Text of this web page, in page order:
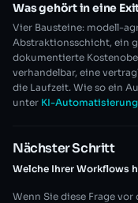
Was gehört in eine
Vier Bausteine: modell-
Abstraktionsschicht, ein
dokumentierte
verhandelbar, eine
die Laufzeit. Wie so ein
unter KI-
Nächster Schritt
Welche Ihrer Workflows
Wenn Sie diese Frage